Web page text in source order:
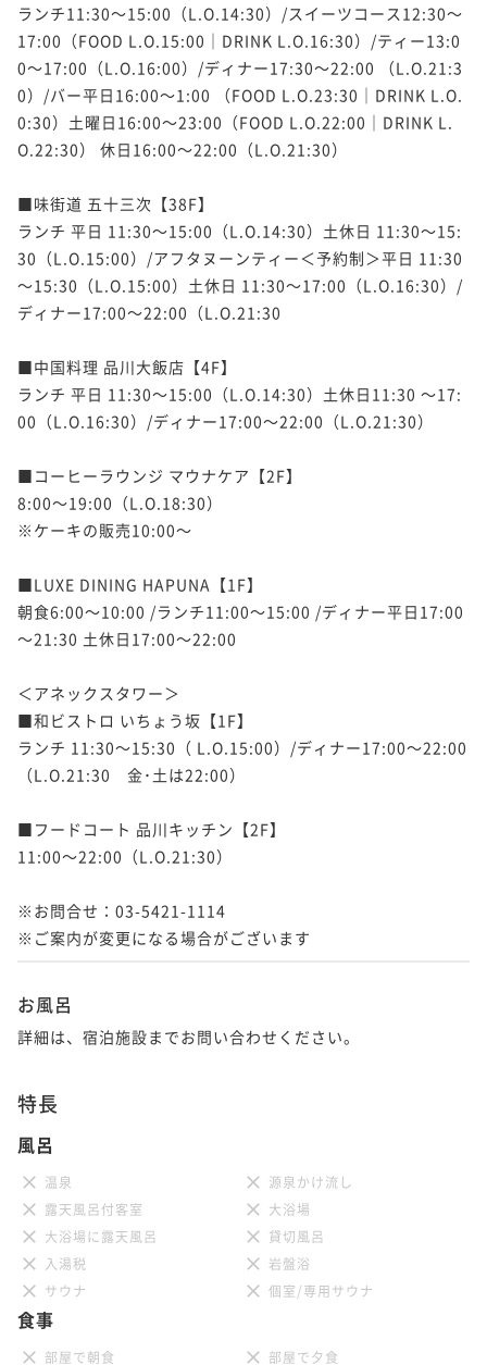
ランチ11:30～15:00（L.O.14:30）/スイーツコース12:30～
17:00（FOOD L.O.15:00｜DRINK L.O.16:30）/ティー13:0
0～17:00（L.O.16:00）/ディナー17:30～22:00 （L.O.21:3
0）/バー平日16:00～1:00 （FOOD L.O.23:30｜DRINK L.O.
0:30）土曜日16:00～23:00（FOOD L.O.22:00｜DRINK L.
O.22:30） 休日16:00～22:00（L.O.21:30）
■味街道 五十三次【38F】
ランチ 平日 11:30～15:00（L.O.14:30）土休日 11:30～15:
30（L.O.15:00）/アフタヌーンティー＜予約制＞平日 11:30
～15:30（L.O.15:00）土休日 11:30～17:00（L.O.16:30）/
ディナー17:00～22:00（L.O.21:30
■中国料理 品川大飯店【4F】
ランチ 平日 11:30～15:00（L.O.14:30）土休日11:30 ～17:
00（L.O.16:30）/ディナー17:00～22:00（L.O.21:30）
■コーヒーラウンジ マウナケア【2F】
8:00～19:00（L.O.18:30）
※ケーキの販売10:00～
■LUXE DINING HAPUNA【1F】
朝食6:00～10:00 /ランチ11:00～15:00 /ディナー平日17:00
～21:30 土休日17:00～22:00
＜アネックスタワー＞
■和ビストロ いちょう坂【1F】
ランチ 11:30～15:30（ L.O.15:00）/ディナー17:00～22:00
（L.O.21:30　金･土は22:00）
■フードコート 品川キッチン【2F】
11:00～22:00（L.O.21:30）
※お問合せ：03-5421-1114
※ご案内が変更になる場合がございます
お風呂
詳細は、宿泊施設までお問い合わせください。
特長
風呂
温泉
源泉かけ流し
露天風呂付客室
大浴場
大浴場に露天風呂
貸切風呂
入湯税
岩盤浴
サウナ
個室/専用サウナ
食事
部屋で朝食 部屋で夕食